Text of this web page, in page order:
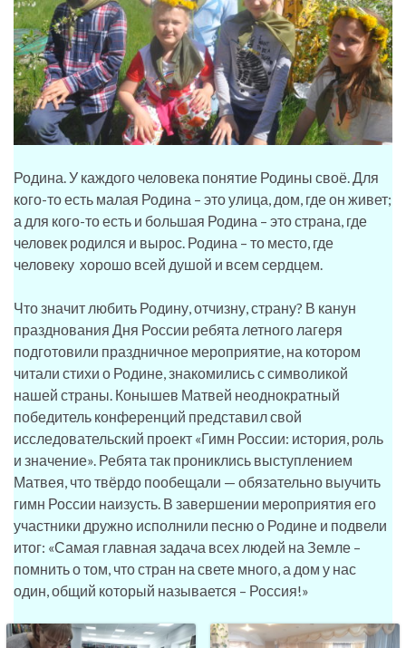
Родина. У каждого человека понятие Родины своё. Для
кого-то есть малая Родина – это улица, дом, где он живет;
а для кого-то есть и большая Родина – это страна, где
человек родился и вырос. Родина – то место, где
человеку хорошо всей душой и всем сердцем.
Что значит любить Родину, отчизну, страну? В канун
празднования Дня России ребята летного лагеря
подготовили праздничное мероприятие, на котором
читали стихи о Родине, знакомились с символикой
нашей страны. Конышев Матвей неоднократный
победитель конференций представил свой
исследовательский проект «Гимн России: история, роль
и значение». Ребята так прониклись выступлением
Матвея, что твёрдо пообещали — обязательно выучить
гимн России наизусть. В завершении мероприятия его
участники дружно исполнили песню о Родине и подвели
итог: «Самая главная задача всех людей на Земле –
помнить о том, что стран на свете много, а дом у нас
один, общий который называется – Россия!»